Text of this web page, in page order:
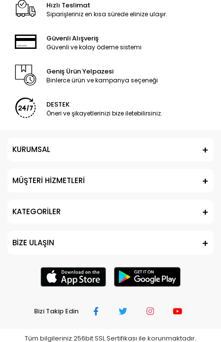
Hızlı Teslimat
Siparişleriniz en kısa sürede elinize ulaşır.
Güvenli Alışveriş
Güvenli ve kolay ödeme sistemi
Geniş Ürün Yelpazesi
Binlerce ürün ve kampanya seçeneği
DESTEK
Öneri ve şikayetlerinizi bize iletebilirsiniz.
KURUMSAL
MÜŞTERİ HİZMETLERİ
KATEGORİLER
BİZE ULAŞIN
Bizi Takip Edin
Tüm bilgileriniz 256bit SSL Sertifikası ile korunmaktadır.